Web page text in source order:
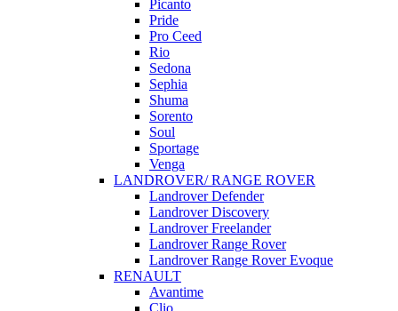
Picanto
Pride
Pro Ceed
Rio
Sedona
Sephia
Shuma
Sorento
Soul
Sportage
Venga
LANDROVER/ RANGE ROVER
Landrover Defender
Landrover Discovery
Landrover Freelander
Landrover Range Rover
Landrover Range Rover Evoque
RENAULT
Avantime
Clio